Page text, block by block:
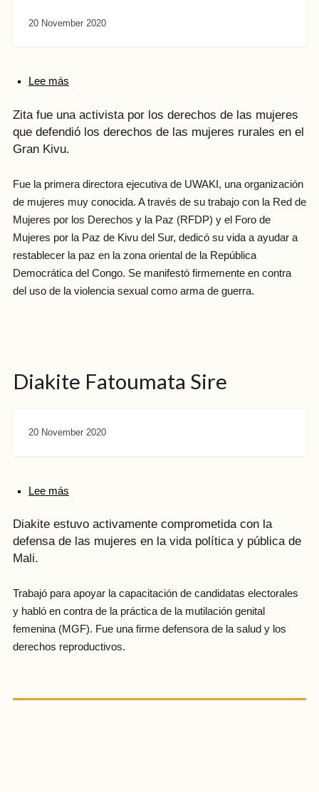
20 November 2020
Lee más
Zita fue una activista por los derechos de las mujeres
que defendió los derechos de las mujeres rurales en el
Gran Kivu.
Fue la primera directora ejecutiva de UWAKI, una organización
de mujeres muy conocida. A través de su trabajo con la Red de
Mujeres por los Derechos y la Paz (RFDP) y el Foro de
Mujeres por la Paz de Kivu del Sur, dedicó su vida a ayudar a
restablecer la paz en la zona oriental de la República
Democrática del Congo. Se manifestó firmemente en contra
del uso de la violencia sexual como arma de guerra.
Diakite Fatoumata Sire
20 November 2020
Lee más
Diakite estuvo activamente comprometida con la
defensa de las mujeres en la vida política y pública de
Mali.
Trabajó para apoyar la capacitación de candidatas electorales
y habló en contra de la práctica de la mutilación genital
femenina (MGF). Fue una firme defensora de la salud y los
derechos reproductivos.